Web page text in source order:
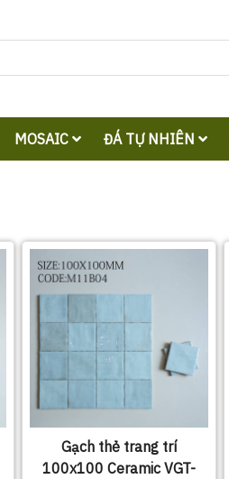
MOSAIC ĐÁ TỰ NHIÊN
Gạch thẻ trang trí
100x100 Ceramic VGT-